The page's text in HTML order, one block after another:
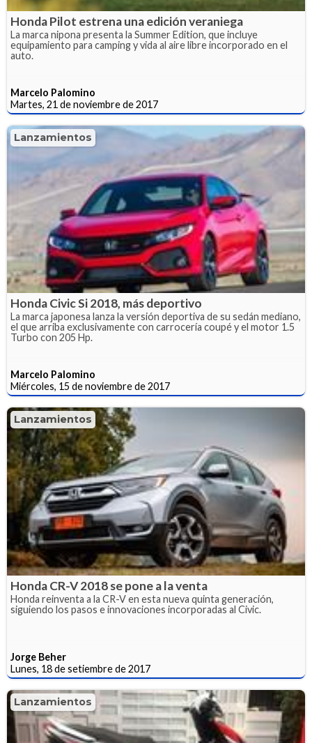
Honda Pilot estrena una edición veraniega
La marca nipona presenta la Summer Edition, que incluye
equipamiento para camping y vida al aire libre incorporado en el
auto.
Marcelo Palomino
Martes, 21 de noviembre de 2017
Lanzamientos
Honda Civic Si 2018, más deportivo
La marca japonesa lanza la versión deportiva de su sedán mediano,
el que arriba exclusivamente con carrocería coupé y el motor 1.5
Turbo con 205 Hp.
Marcelo Palomino
Miércoles, 15 de noviembre de 2017
Lanzamientos
Honda CR-V 2018 se pone a la venta
Honda reinventa a la CR-V en esta nueva quinta generación,
siguiendo los pasos e innovaciones incorporadas al Civic.
Jorge Beher
Lunes, 18 de setiembre de 2017
Lanzamientos